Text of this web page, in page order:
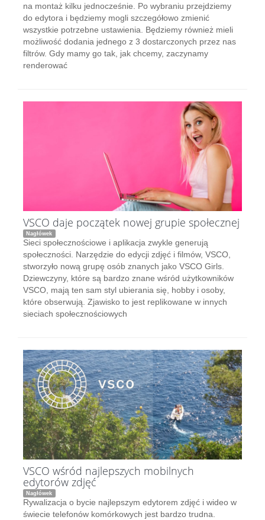
na montaż kilku jednocześnie. Po wybraniu przejdziemy
do edytora i będziemy mogli szczegółowo zmienić
wszystkie potrzebne ustawienia. Będziemy również mieli
możliwość dodania jednego z 3 dostarczonych przez nas
filtrów. Gdy mamy go tak, jak chcemy, zaczynamy
renderować
VSCO daje początek nowej grupie społecznej
Nagłówek
Sieci społecznościowe i aplikacja zwykle generują
społeczności. Narzędzie do edycji zdjęć i filmów, VSCO,
stworzyło nową grupę osób znanych jako VSCO Girls.
Dziewczyny, które są bardzo znane wśród użytkowników
VSCO, mają ten sam styl ubierania się, hobby i osoby,
które obserwują. Zjawisko to jest replikowane w innych
sieciach społecznościowych
VSCO wśród najlepszych mobilnych
edytorów zdjęć
Nagłówek
Rywalizacja o bycie najlepszym edytorem zdjęć i wideo w
świecie telefonów komórkowych jest bardzo trudna.